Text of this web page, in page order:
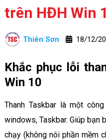
trên HĐH Win
Thiên Sơn 18/12/
Khắc phục lỗi
Win 10
Thanh Taskbar là một
windows, Taskbar. Giúp bạn
chạy (không nói phần mềm